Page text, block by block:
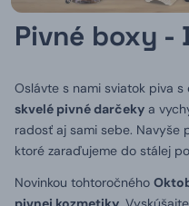
Pivné boxy -
Oslávte s nami sviatok piva s
skvelé pivné darčeky a
radosť aj sami sebe. Navyše
ktoré zaraďujeme do stálej
Novinkou tohtoročného